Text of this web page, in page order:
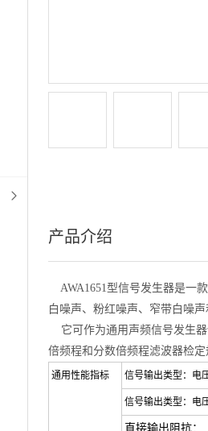
产品介绍
AWA1651型信号发生器是一
白噪声、粉红噪声、窄带白噪
它可作为通用声频信号发生器
倍频程和分数倍频程滤波器检定
通用性能指标 信号输出类型：电
信号输出类型：电
直接输出阻抗：